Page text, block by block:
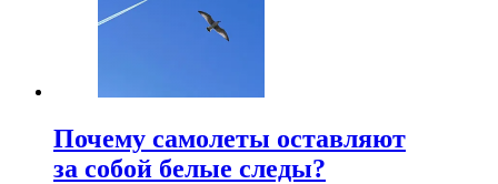
Почему самолеты оставляют
за собой белые следы?